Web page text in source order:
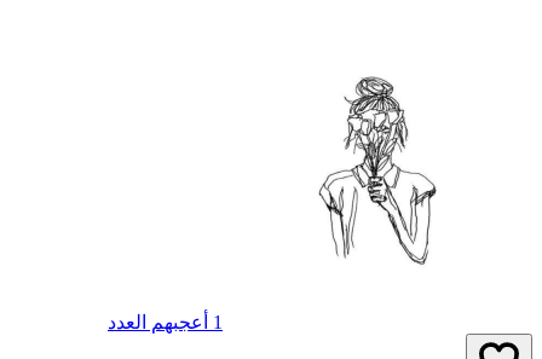
1 أعجبهم العدد